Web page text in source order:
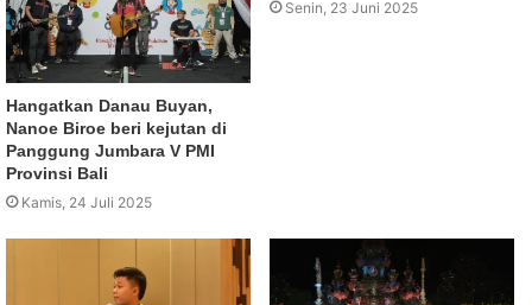
Hangatkan Danau Buyan,
Nanoe Biroe beri kejutan di
Panggung Jumbara V PMI
Provinsi Bali
Kamis, 24 Juli 2025
Senin, 23 Juni 2025